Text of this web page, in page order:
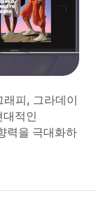
피, 그라데이
적인
력을 극대화하